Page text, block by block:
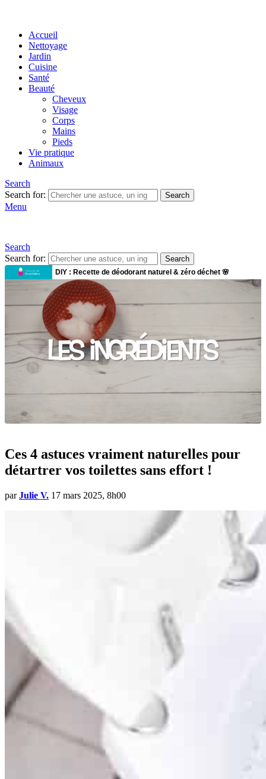
Accueil
Nettoyage
Jardin
Cuisine
Santé
Beauté
Cheveux
Visage
Corps
Mains
Pieds
Vie pratique
Animaux
Search
Search for:
Search
Menu
Search
Search for:
Search
Ces 4 astuces vraiment naturelles pour
détartrer vos toilettes sans effort !
par Julie V. 17 mars 2025, 8h00